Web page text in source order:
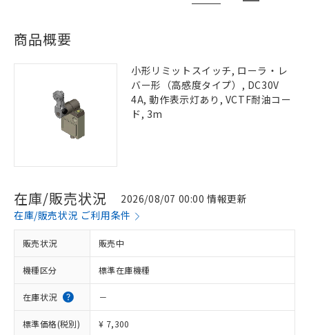
商品概要
小形リミットスイッチ, ローラ・レ
バー形（高感度タイプ）, DC30V
4A, 動作表示灯あり, VCTF耐油コー
ド, 3m
在庫/販売状況
2026/08/07 00:00 情報更新
在庫/販売状況 ご利用条件
販売状況 販売中
機種区分 標準在庫機種
在庫状況 －
標準価格(税別) ¥ 7,300